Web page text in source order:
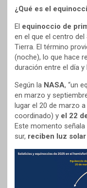
¿Qué es el
El equinoccio de
en el que el centro del
Tierra. El término
(noche), lo que hace
duración entre el día y
Según la NASA, “un
en marzo y
lugar el 20 de marzo
coordinado) y el 22
Este momento
sur, reciben luz